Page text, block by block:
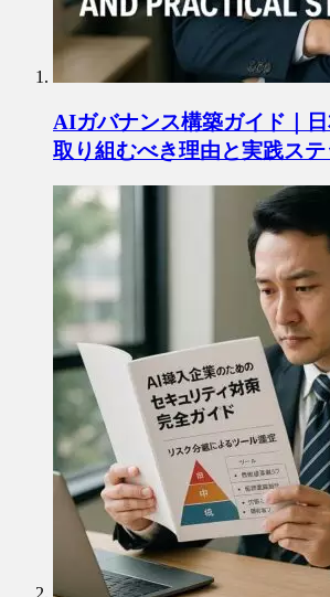
AIガバナンス構築ガイド｜
取り組むべき理由と実践ス